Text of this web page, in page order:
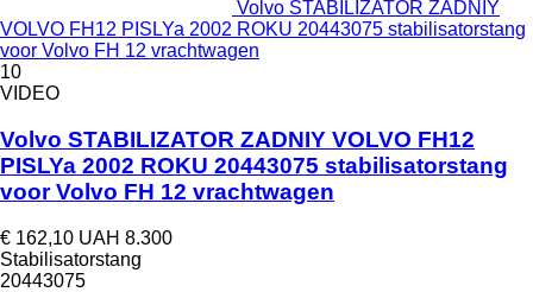
Volvo STABILIZATOR ZADNIY
VOLVO FH12 PISLYa 2002 ROKU 20443075 stabilisatorstang
voor Volvo FH 12 vrachtwagen
10
VIDEO
Volvo STABILIZATOR ZADNIY VOLVO FH12
PISLYa 2002 ROKU 20443075 stabilisatorstang
voor Volvo FH 12 vrachtwagen
€ 162,10 UAH 8.300
Stabilisatorstang
20443075